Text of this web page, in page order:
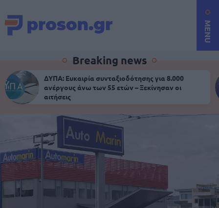
MENU
Breaking news
ΔΥΠΑ: Ευκαιρία συνταξιοδότησης για 8.000
ανέργους άνω των 55 ετών – Ξεκίνησαν οι
αιτήσεις